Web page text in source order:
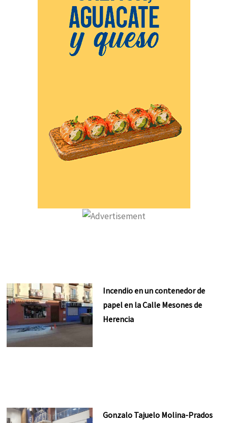
Incendio en un contenedor de
papel en la Calle Mesones de
Herencia
Gonzalo Tajuelo Molina-Prados